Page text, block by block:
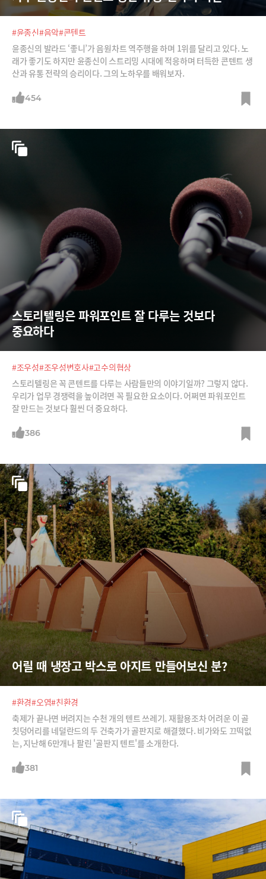
#윤종신#음악#콘텐트
윤종신의 발라드 ‘좋니’가 음원차트 역주행을 하며 1위를 달리고 있다. 노
래가 좋기도 하지만 윤종신이 스트리밍 시대에 적응하며 터득한 콘텐트 생
산과 유통 전략의 승리이다. 그의 노하우를 배워보자.
454
스토리텔링은 파워포인트 잘 다루는 것보다
중요하다
#조우성#조우성변호사#고수의협상
스토리텔링은 꼭 콘텐트를 다루는 사람들만의 이야기일까? 그렇지 않다.
우리가 업무 경쟁력을 높이려면 꼭 필요한 요소이다. 어쩌면 파워포인트
잘 만드는 것보다 훨씬 더 중요하다.
386
어릴 때 냉장고 박스로 아지트 만들어보신 분?
#환경#오염#친환경
축제가 끝나면 버려지는 수천 개의 텐트 쓰레기. 재활용조차 어려운 이 골
칫덩어리를 네덜란드의 두 건축가가 골판지로 해결했다. 비가와도 끄떡없
는, 지난해 6만개나 팔린 '골판지 텐트'를 소개한다.
381